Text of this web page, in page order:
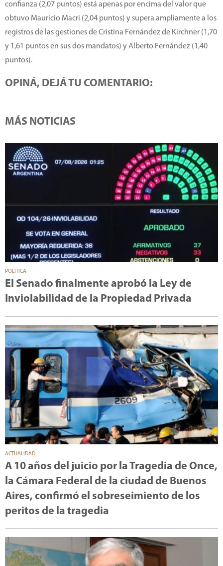
confianza (2,07 puntos) está apenas por encima del valor que
obtuvo Mauricio Macri (2,04 puntos) y supera ampliamente a los
registros de las gestiones de Cristina Fernández de Kirchner (1,70
y 1,61 puntos en sus dos mandatos) y Alberto Fernández (1,40
puntos).
OPINÁ, DEJÁ TU COMENTARIO:
MÁS NOTICIAS
POLÍTICA
El Senado finalmente aprobó la Ley de
Inviolabilidad de la Propiedad Privada
ACTUALIDAD
A 10 años del juicio por la Tragedia de Once,
la Cámara Federal de la ciudad de Buenos
Aires, confirmó el sobreseimiento de los
peritos de la tragedia